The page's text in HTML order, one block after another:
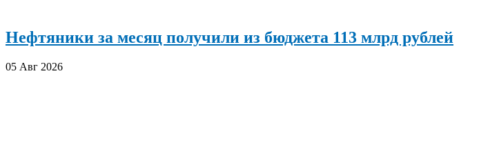
Нефтяники за месяц получили из бюджета 113 млрд рублей
05 Авг 2026